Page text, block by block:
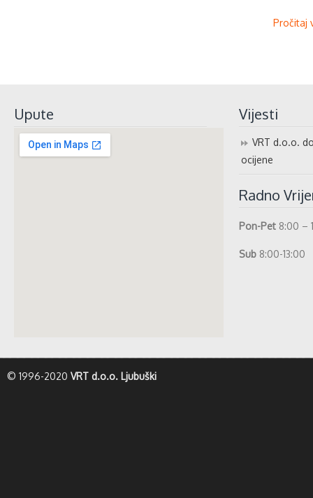
Pročitaj
Upute Vijesti
VRT d.o.o.
ocijene
Radno
Pon-Pet 8:00 –
Sub 8:00-13:00
© 1996-2020 VRT d.o.o. Ljubuški